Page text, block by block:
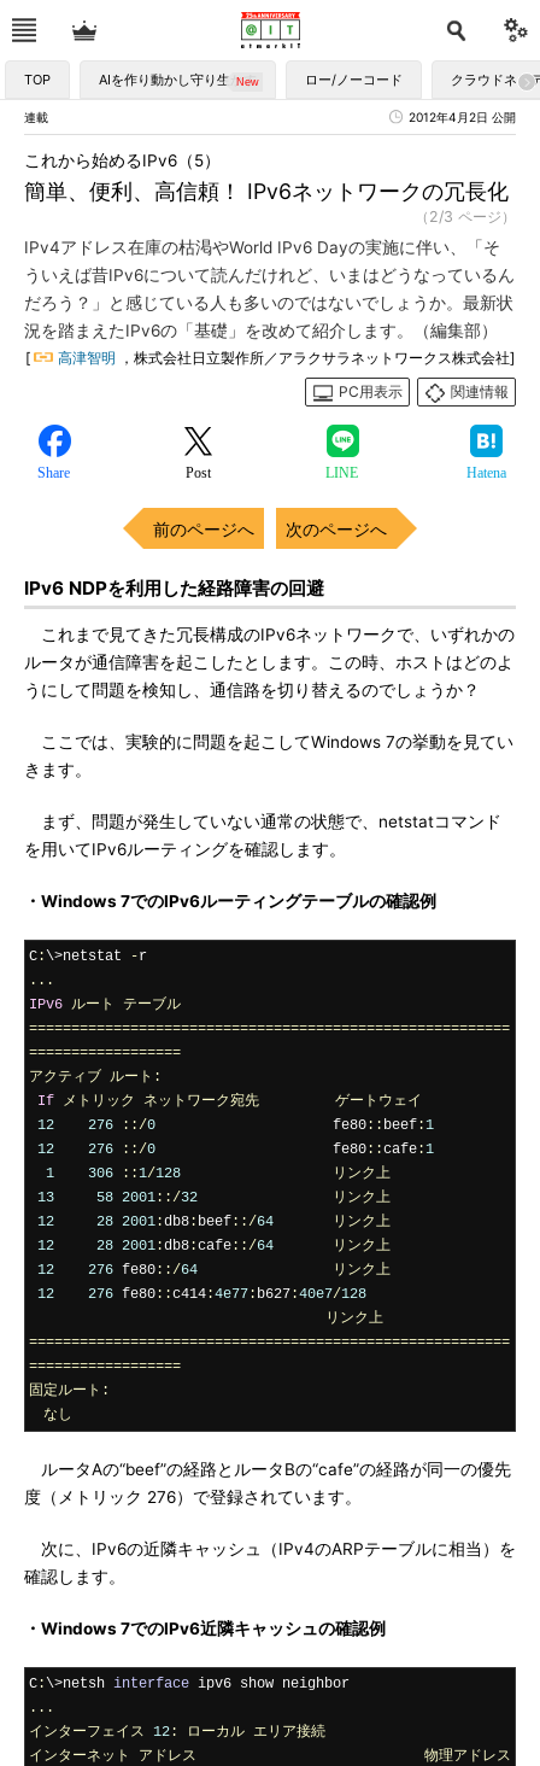
TOP AIを作り動かし守り生かす ロー/ノーコード クラウドネイ
連載 2012年4月2日 公開
簡単、便利、高信頼！ IPv6ネットワークの冗長化
これから始めるIPv6（5）
（2/3 ページ）
IPv4アドレス在庫の枯渇やWorld IPv6 Dayの実施に伴い、「そ
ういえば昔IPv6について読んだけれど、いまはどうなっているん
だろう？」と感じている人も多いのではないでしょうか。最新状
況を踏まえたIPv6の「基礎」を改めて紹介します。（編集部）
[ 高津智明 ，株式会社日立製作所／アラクサラネットワークス株式会社]
PC用表示
関連情報
Share Post LINE Hatena
前のページへ 次のページへ
IPv6 NDPを利用した経路障害の回避
これまで見てきた冗長構成のIPv6ネットワークで、いずれかの
ルータが通信障害を起こしたとします。この時、ホストはどのよ
うにして問題を検知し、通信路を切り替えるのでしょうか？
ここでは、実験的に問題を起こしてWindows 7の挙動を見てい
きます。
まず、問題が発生していない通常の状態で、netstatコマンド
を用いてIPv6ルーティングを確認します。
・Windows 7でのIPv6ルーティングテーブルの確認例
C : \>netstat -
...
IPv6 ルート
テーブル
=========================================================
==================
アクティブ ルート:
If メトリック ネットワーク宛先
ゲートウェイ
12
276 ::/0
                     fe80
:: beef :1
12
276 ::/0
                     fe80
::cafe :1
1
306 ::1/128
リンク上
13
58 2001 ::/32
リンク上
12
28 2001 :db8 : beef ::/64
リンク上
12
28 2001 :db8 :cafe ::/64
リンク上
12
276 fe80 ::/64
リンク上
12
276 fe80 ::c414 :4e77 : b627 :40e7/128
リンク上
=========================================================
==================
固定ルート:
なし
ルータAの“beef”の経路とルータBの“cafe”の経路が同一の優先
度（メトリック 276）で登録されています。
次に、IPv6の近隣キャッシュ（IPv4のARPテーブルに相当）を
確認します。
・Windows 7でのIPv6近隣キャッシュの確認例
C : \>netsh interface
...
インターフェイス 12 : ローカル エリア接続
インターネット
アドレス
物理アドレス